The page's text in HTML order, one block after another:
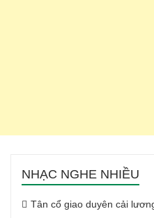
NHẠC NGHE NHIỀU
Tân cổ giao duyên cải